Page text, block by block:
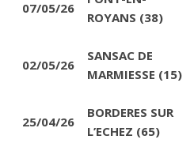
07/05/26
ROYANS (38)
02/05/26
SANSAC DE
MARMIESSE (15)
25/04/26
BORDERES SUR
L’ECHEZ (65)